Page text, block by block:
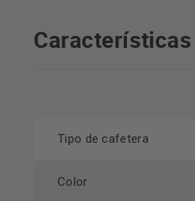
Tipo de cafetera
Color